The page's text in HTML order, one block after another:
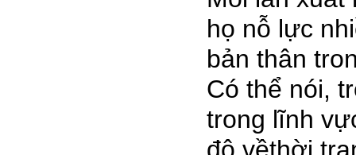
họ nỗ lực
bản thân
Có thể nói,
trong lĩnh